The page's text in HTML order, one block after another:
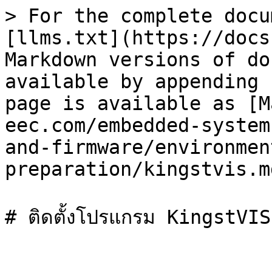
> For the complete
[llms.txt](https://
Markdown versions of
available by
page is available as
eec.com/embedded-
and-firmware/
preparation/
# ติดตั้งโปรแกรม KingstVIS